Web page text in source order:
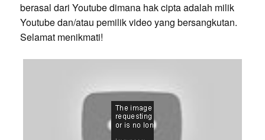
berasal dari Youtube dimana hak cipta adalah milik
Youtube dan/atau pemilik video yang bersangkutan.
Selamat menikmati!